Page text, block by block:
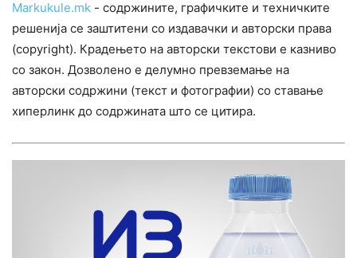
Markukule.mk - содржините, графичките и техничките
решенија се заштитени со издавачки и авторски права
(copyright). Крадењето на авторски текстови е казниво
со закон. Дозволено е делумно превземање на
авторски содржини (текст и фотографии) со ставање
хиперлинк до содржината што се цитира.